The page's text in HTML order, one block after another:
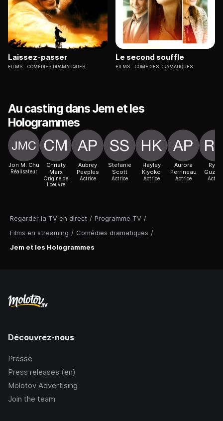
Regarder la TV en direct / Programme TV /
Films en streaming / Comédies dramatiques /
Jem et les Hologrammes
Laissez-passer
FILMS COMÉDIES DRAMATIQUES
Le second souffle
FILMS COMÉDIES DRAMATIQUES
Au casting dans Jem et les
Hologrammes
Jon M. Chu
Réalisateur
Christy
Marx
Origine de
l'oeuvre
Aubrey
Peeples
Actrice
Stefanie
Scott
Actrice
Hayley
Kiyoko
Actrice
Aurora
Perrineau
Actrice
Ryan
Acteur
Découvrez-nous
Presse
Press releases (en)
Molotov Advertising
Join the team